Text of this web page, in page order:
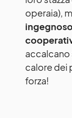
operaia),
calore dei
forza!